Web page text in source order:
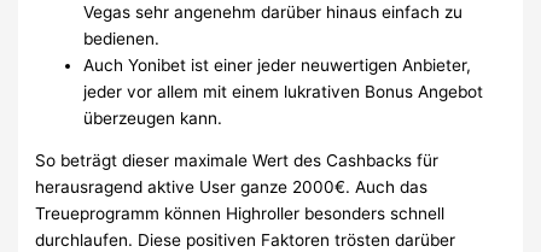
Vegas sehr angenehm darüber hinaus einfach zu
bedienen.
Auch Yonibet ist einer jeder neuwertigen Anbieter,
jeder vor allem mit einem lukrativen Bonus Angebot
überzeugen kann.
So beträgt dieser maximale Wert des Cashbacks für
herausragend aktive User ganze 2000€. Auch das
Treueprogramm können Highroller besonders schnell
durchlaufen. Diese positiven Faktoren trösten darüber